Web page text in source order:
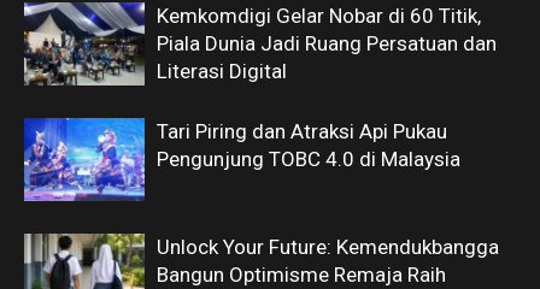
Kemkomdigi Gelar Nobar di 60 Titik,
Piala Dunia Jadi Ruang Persatuan dan
Literasi Digital
Tari Piring dan Atraksi Api Pukau
Pengunjung TOBC 4.0 di Malaysia
Unlock Your Future: Kemendukbangga
Bangun Optimisme Remaja Raih